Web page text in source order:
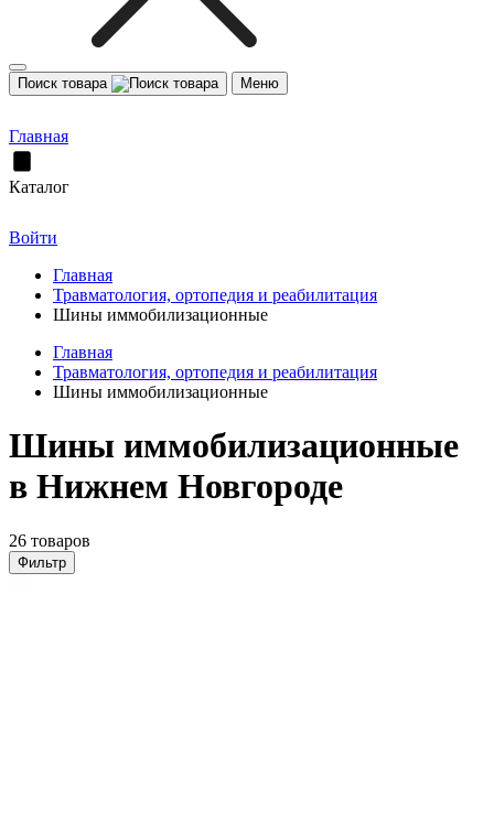
Поиск товара Меню
Главная
Каталог
Войти
Главная
Травматология, ортопедия и реабилитация
Шины иммобилизационные
Главная
Травматология, ортопедия и реабилитация
Шины иммобилизационные
Шины иммобилизационные
в Нижнем Новгороде
26 товаров
Фильтр